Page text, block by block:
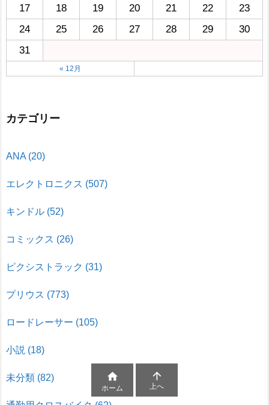
17
18 19 20 21 22
23
24
25 26 27 28 29
30
31
« 12月
カテゴリー
ANA (20)
エレクトロニクス (507)
キンドル (52)
コミックス (26)
ピクシストラック (31)
プリウス (773)
ロードレーサー (105)
小説 (18)
未分類 (82) 
ホーム

上へ